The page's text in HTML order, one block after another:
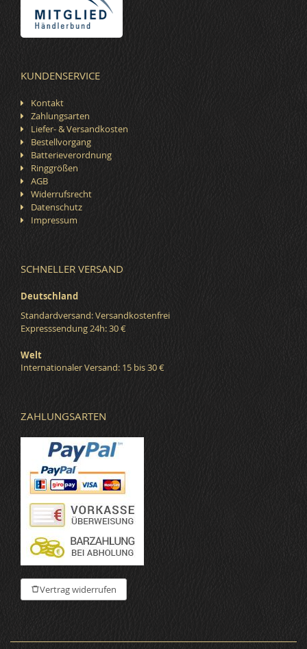
KUNDENSERVICE
Kontakt
Zahlungsarten
Liefer- & Versandkosten
Bestellvorgang
Batterieverordnung
Ringgrößen
AGB
Widerrufsrecht
Datenschutz
Impressum
SCHNELLER VERSAND
Deutschland
Standardversand: Versandkostenfrei
Expresssendung 24h: 30 €
Welt
Internationaler Versand: 15 bis 30 €
ZAHLUNGSARTEN
Vertrag widerrufen